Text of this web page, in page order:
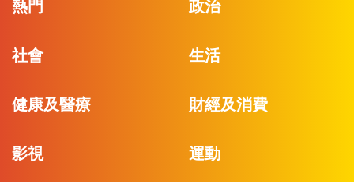
熱門 政治
社會 生活
健康及醫療 財經及消費
影視 運動